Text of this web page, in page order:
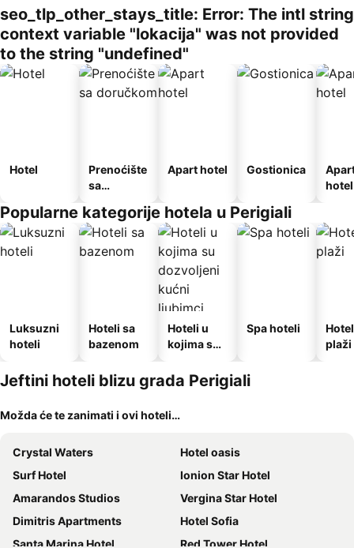
seo_tlp_other_stays_title: Error: The intl string
context variable "lokacija" was not provided
to the string "undefined"
Hotel
Prenoćište
sa
Apart hotel Gostionica
hotel
Popularne kategorije hotela u Perigiali
Luksuzni
hoteli
Hoteli sa
bazenom
Hoteli u
kojima su
kućni
ljubimci
Spa hoteli
plaži
Jeftini hoteli blizu grada Perigiali
Možda će te zanimati i ovi hoteli…
Crystal Waters
Hotel oasis
Surf Hotel
Ionion Star Hotel
Amarandos Studios
Vergina Star Hotel
Dimitris Apartments
Hotel Sofia
Santa Marina Hotel
Red Tower Hotel